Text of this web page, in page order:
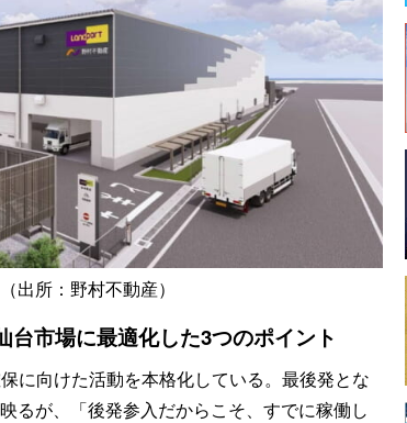
出所：野村不動産）
市場に最適化した3つのポイント
に向けた活動を本格化している。最後発とな
るが、「後発参入だからこそ、すでに稼働し